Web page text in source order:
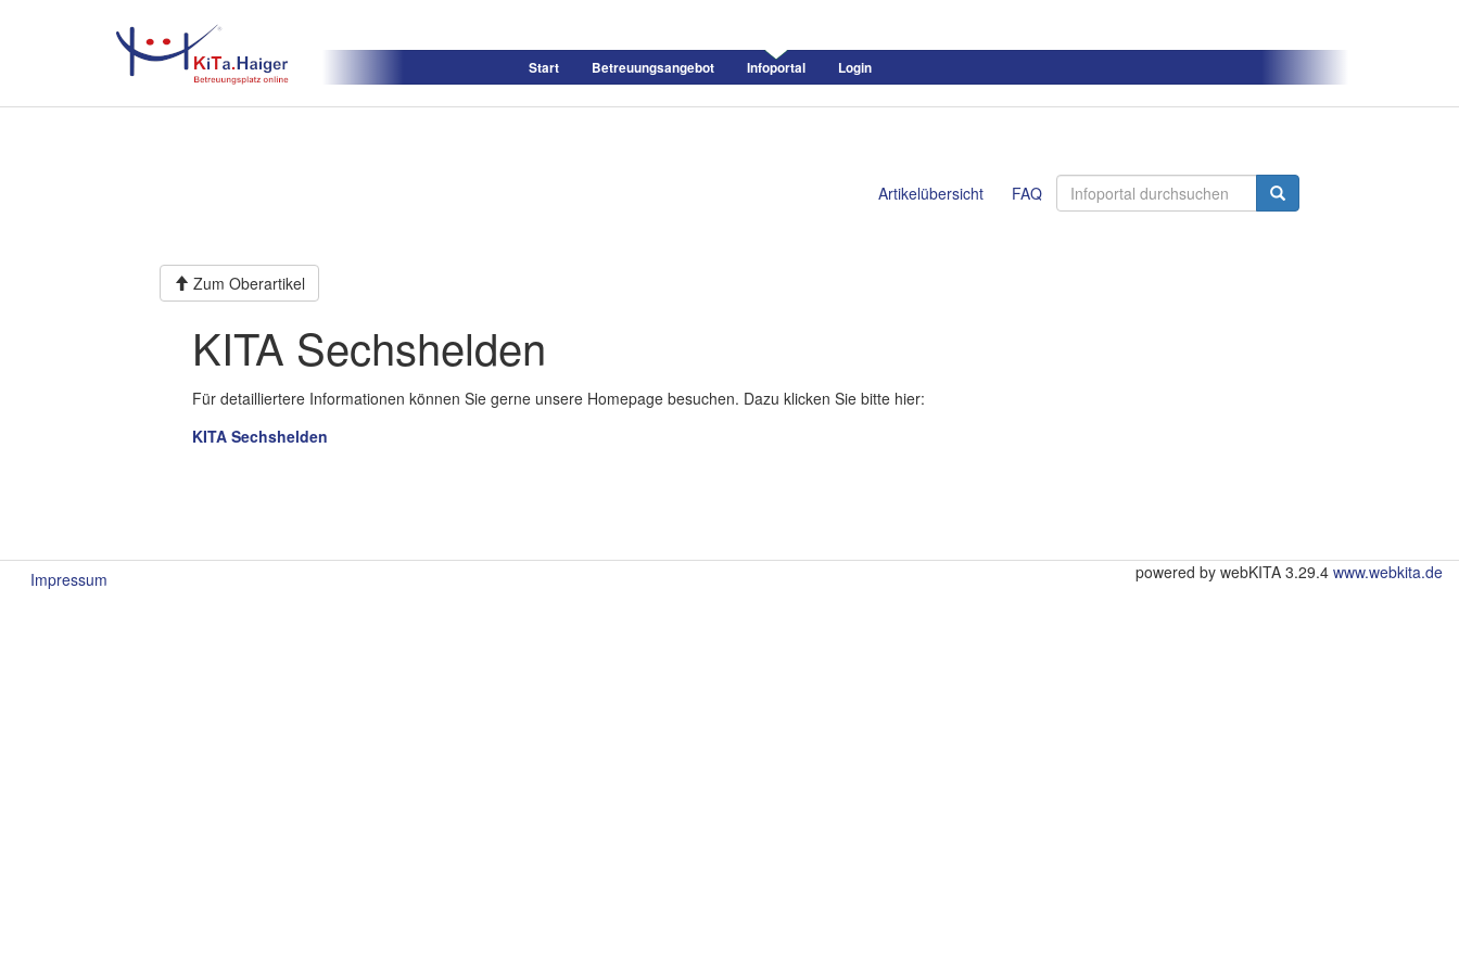
Start Betreuungsangebot Infoportal Login
FAQ
Artikelübersicht
Zum Oberartikel
KITA Sechshelden
Für detailliertere Informationen können Sie gerne unsere Homepage besuchen. Dazu klicken Sie bitte hier:
KITA Sechshelden
Impressum powered by webKITA 3.29.4 www.webkita.de